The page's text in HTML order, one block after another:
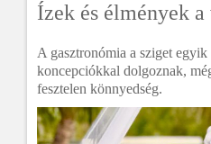
Ízek és élmények
A gasztronómia a sziget
koncepciókkal dolgoznak,
fesztelen könnyedség.